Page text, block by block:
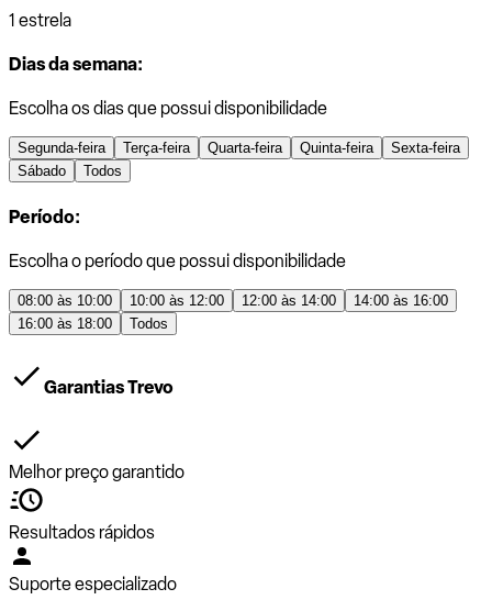
1 estrela
Dias da semana:
Escolha os dias que possui disponibilidade
Segunda-feira Terça-feira Quarta-feira Quinta-feira
Sexta-feira
Sábado
Todos
Período:
Escolha o período que possui disponibilidade
08:00 às 10:00 10:00 às 12:00 12:00 às 14:00
14:00 às 16:00
16:00 às 18:00
Todos
Garantias Trevo
Melhor preço garantido
Resultados rápidos
Suporte especializado